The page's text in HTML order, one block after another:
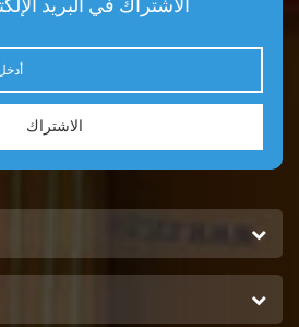
الاشتراك